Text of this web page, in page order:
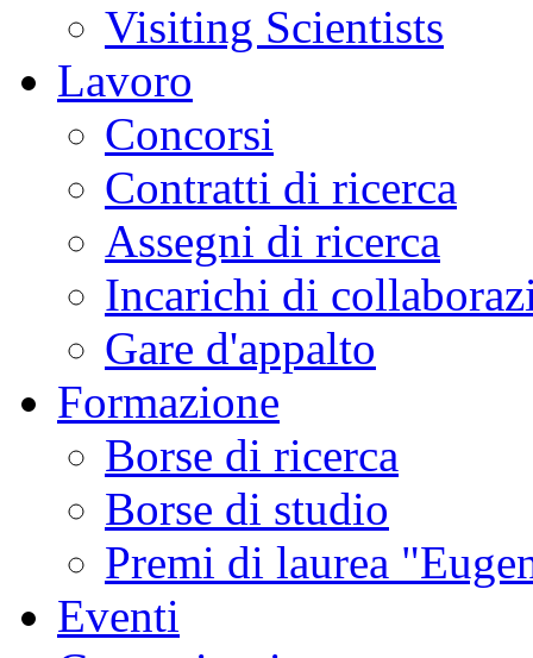
Visiting Scientists
Lavoro
Concorsi
Contratti di ricerca
Assegni di ricerca
Incarichi di
Gare d'appalto
Formazione
Borse di ricerca
Borse di studio
Premi di laurea
Eventi